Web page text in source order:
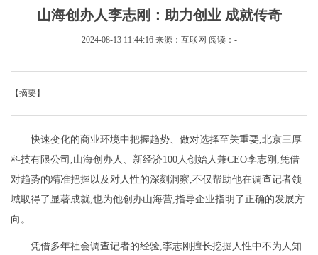
山海创办人李志刚：助力创业 成就传奇
2024-08-13 11:44:16 来源：互联网 阅读：-
【摘要】
快速变化的商业环境中把握趋势、做对选择至关重要,北京三厚
科技有限公司,山海创办人、新经济100人创始人兼CEO李志刚,凭借
对趋势的精准把握以及对人性的深刻洞察,不仅帮助他在调查记者领
域取得了显著成就,也为他创办山海营,指导企业指明了正确的发展方
向。
凭借多年社会调查记者的经验,李志刚擅长挖掘人性中不为人知